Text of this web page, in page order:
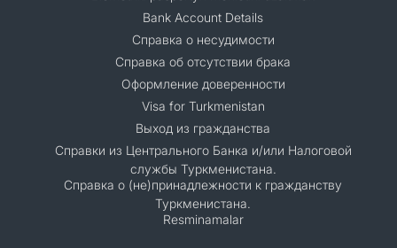
Bank Account Details
Справка о несудимости
Справка об отсутствии брака
Оформление доверенности
Visa for Turkmenistan
Выход из гражданства
Справки из Центрального Банка и/или Налоговой
службы Туркменистана.
Справка о (не)принадлежности к гражданству
Туркменистана.
Resminamalar